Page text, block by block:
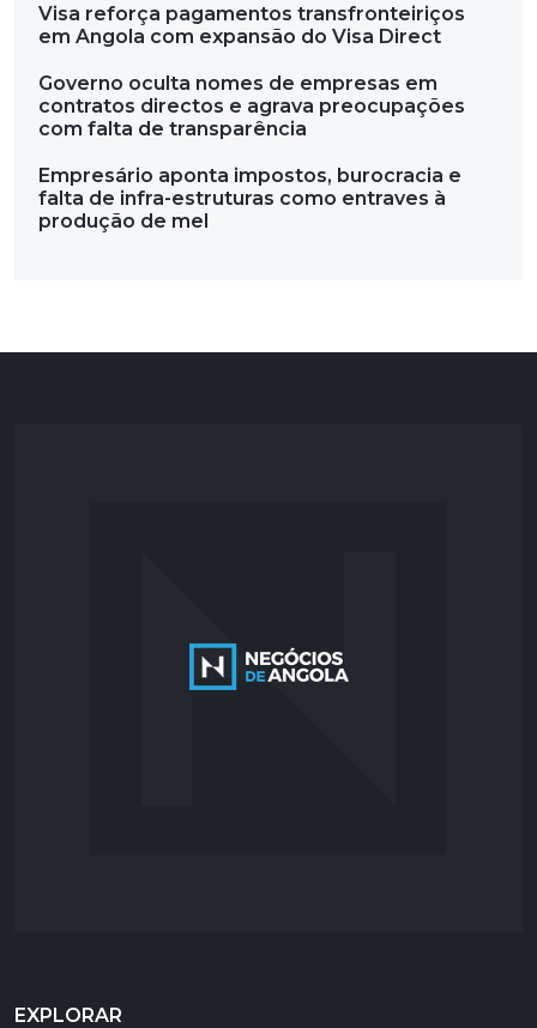
Visa reforça pagamentos transfronteiriços
em Angola com expansão do Visa Direct
Governo oculta nomes de empresas em
contratos directos e agrava preocupações
com falta de transparência
Empresário aponta impostos, burocracia e
falta de infra-estruturas como entraves à
produção de mel
EXPLORAR